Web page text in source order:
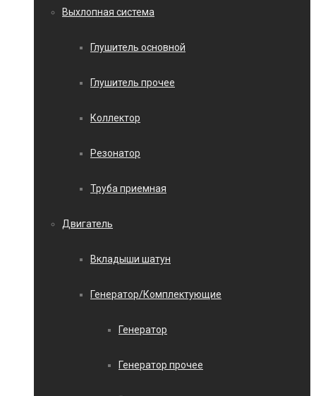
Выхлопная система
Глушитель основной
Глушитель прочее
Коллектор
Резонатор
Труба приемная
Двигатель
Вкладыши шатун
Генератор/Комплектующие
Генератор
Генератор прочее